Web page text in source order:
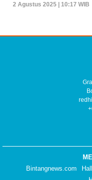
2 Agustus 2025 | 10:17 WIB
Bintangnews.com